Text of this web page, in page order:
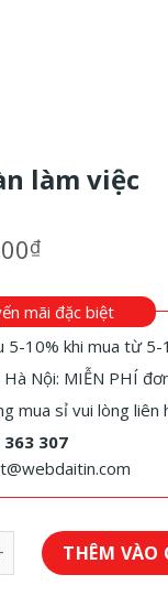
làm việc
₫
mãi đặc biệt
5-10% khi mua từ 5-
Hà Nội: MIỄN PHÍ
mua sỉ vui lòng
363 307
việc số lượng
THÊM VÀO